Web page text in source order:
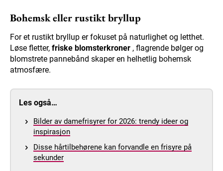
Bohemsk eller rustikt bryllup
For et rustikt bryllup er fokuset på naturlighet og letthet.
Løse fletter, friske blomsterkroner , flagrende bølger og
blomstrete pannebånd skaper en helhetlig bohemsk
atmosfære.
Les også…
Bilder av damefrisyrer for 2026: trendy ideer og
inspirasjon
Disse hårtilbehørene kan forvandle en frisyre på
sekunder